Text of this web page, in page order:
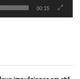
00:15